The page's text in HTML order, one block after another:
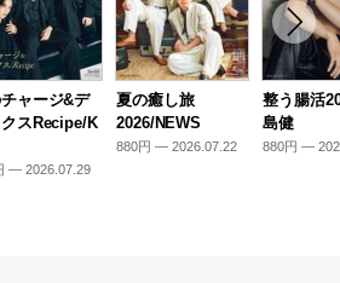
ャージ&デ
クスRecipe/K
— 2026.07.29
夏の癒し旅
2026/NEWS
880円 — 2026.07.22
整う腸活
島健
880円 —